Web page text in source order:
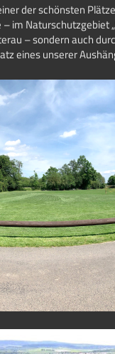
der schönsten
im Naturschutzgebiet
– sondern auch
eines unserer